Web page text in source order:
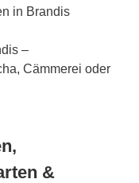
in Brandis
–
Cämmerei oder
&